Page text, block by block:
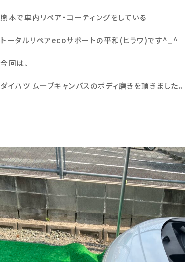
熊本で車内リペア・コーティングをしている
トータルリペアecoサポートの平和(ヒラワ)です^_^
今回は、
ダイハツ ムーブキャンバスのボディ磨きを頂きました。